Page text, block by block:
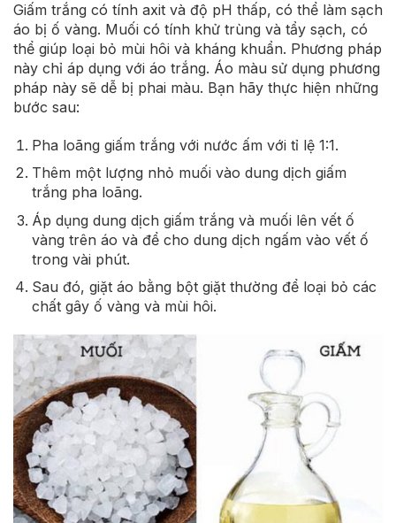
Giấm trắng có tính axit và độ pH thấp, có thể làm sạch
áo bị ố vàng. Muối có tính khử trùng và tẩy sạch, có
thể giúp loại bỏ mùi hôi và kháng khuẩn. Phương pháp
này chỉ áp dụng với áo trắng. Áo màu sử dụng phương
pháp này sẽ dễ bị phai màu. Bạn hãy thực hiện những
bước sau:
Pha loãng giấm trắng với nước ấm với tỉ lệ 1:1.
Thêm một lượng nhỏ muối vào dung dịch giấm
trắng pha loãng.
Áp dụng dung dịch giấm trắng và muối lên vết ố
vàng trên áo và để cho dung dịch ngấm vào vết ố
trong vài phút.
Sau đó, giặt áo bằng bột giặt thường để loại bỏ các
chất gây ố vàng và mùi hôi.